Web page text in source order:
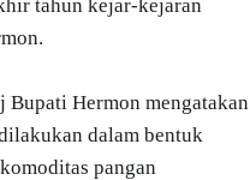
tahun kejar-kejaran
Bupati Hermon mengatakan
dalam bentuk
pangan